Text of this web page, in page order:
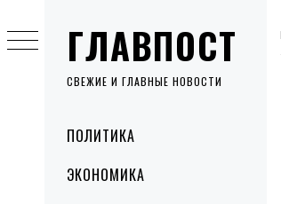
ГЛАВПОСТ
СВЕЖИЕ И ГЛАВНЫЕ НОВОСТИ
MenuПОЛИТИКА
ЭКОНОМИКА
to
content